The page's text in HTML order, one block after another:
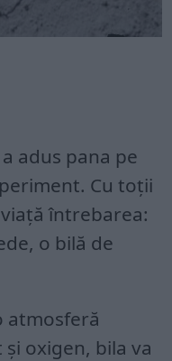
adus pana pe
Cu toții
întrebarea:
o bilă de
atmosferă
oxigen, bila va